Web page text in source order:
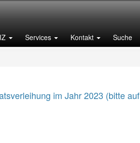
Services Kontakt Suche
im Jahr 2023 (bitte auf